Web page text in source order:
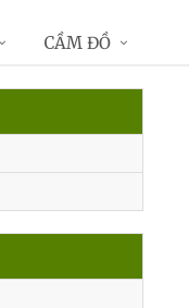
CẦM ĐỒ